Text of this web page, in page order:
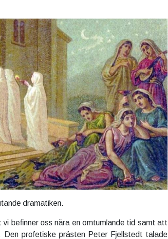
dramatiken.
befinner oss nära en omtumlande tid samt att
Den profetiske prästen Peter Fjellstedt talade